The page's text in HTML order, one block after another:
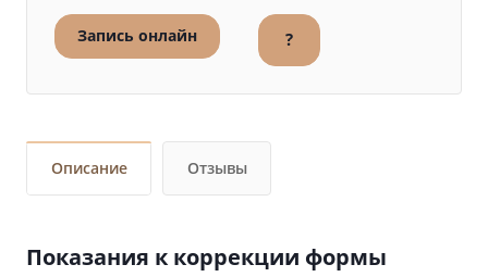
Запись онлайн ?
Описание Отзывы
Показания к коррекции формы